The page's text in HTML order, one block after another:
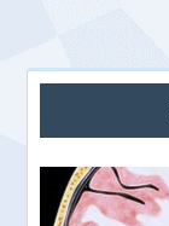
Sidebar
chính